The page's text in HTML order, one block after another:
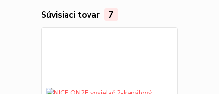
Súvisiaci tovar 7